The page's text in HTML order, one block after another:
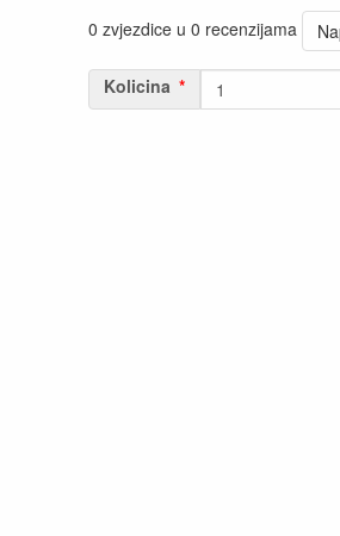
0 zvjezdice u 0 recenzijama
Kolicina